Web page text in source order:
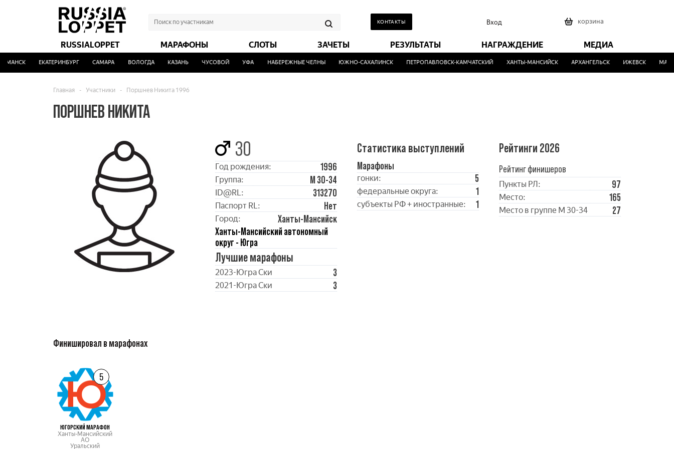
КОНТАКТЫ Вход корзина
RUSSIALOPPET МАРАФОНЫ СЛОТЫ ЗАЧЕТЫ РЕЗУЛЬТАТЫ НАГРАЖДЕНИЕ МЕДИА
ЕКАТЕРИНБУРГ САМАРА ВОЛОГДА КАЗАНЬ ЧУСОВОЙ УФА НАБЕРЕЖНЫЕ ЧЕЛНЫ ЮЖНО-САХАЛИНСК ПЕТРОПАВЛОВСК-КАМЧАТСКИЙ ХАНТЫ-МАНСИЙСК АРХАНГЕЛЬСК ИЖЕВСК
Главная - Участники - Поршнев Никита 1996
ПОРШНЕВ НИКИТА
30
Год рождения: 1996
Группа: М 30-34
ID@RL: 313270
Паспорт RL: Нет
Город:
Ханты-Мансийск
Ханты-Мансийский автономный
округ - Югра
Лучшие марафоны
2023-Югра Ски 3
2021-Югра Ски 3
Статистика выступлений
Марафоны
гонки: 5
федеральные округа: 1
субъекты РФ + иностранные: 1
Рейтинги 2026
Рейтинг финишеров
Пункты РЛ: 97
Место: 165
Место в группе М 30-34 27
Финишировал в марафонах
5
ЮГОРСКИЙ МАРАФОН
Ханты-Мансийский
АО
Уральский